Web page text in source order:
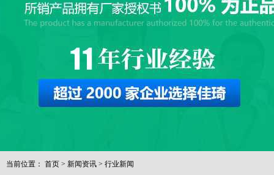
当前位置： 首页 > 新闻资讯 > 行业新闻